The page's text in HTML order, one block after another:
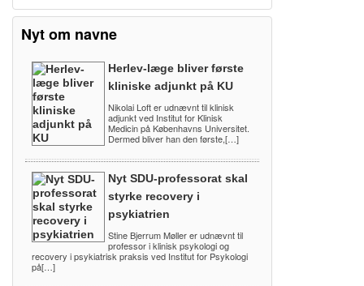
Nyt om navne
Herlev-læge bliver første
kliniske adjunkt på KU
Nikolai Loft er udnævnt til klinisk
adjunkt ved Institut for Klinisk
Medicin på Københavns Universitet.
Dermed bliver han den første,[…]
Nyt SDU-professorat skal
styrke recovery i
psykiatrien
Stine Bjerrum Møller er udnævnt til
professor i klinisk psykologi og
recovery i psykiatrisk praksis ved Institut for Psykologi
på[…]